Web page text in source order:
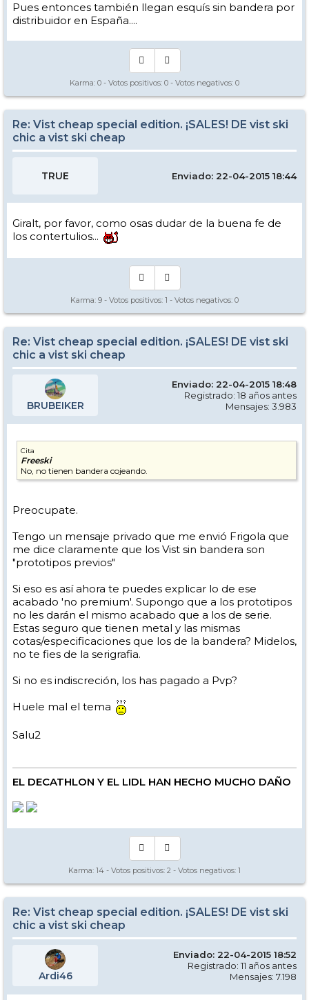
Pues entonces también llegan esquís sin bandera por
distribuidor en España....
Karma: 0 - Votos positivos: 0 - Votos negativos: 0
Re: Vist cheap special edition. ¡SALES! DE vist ski
chic a vist ski cheap
TRUE Enviado: 22-04-2015 18:44
Giralt, por favor, como osas dudar de la buena fe de
los contertulios...
Karma: 9 - Votos positivos: 1 - Votos negativos: 0
Re: Vist cheap special edition. ¡SALES! DE vist ski
chic a vist ski cheap
BRUBEIKER
Enviado: 22-04-2015 18:48
Registrado: 18 años antes
Mensajes: 3.983
Cita
Freeski
No, no tienen bandera cojeando.
Preocupate.
Tengo un mensaje privado que me envió Frigola que
me dice claramente que los Vist sin bandera son
"prototipos previos"
Si eso es así ahora te puedes explicar lo de ese
acabado 'no premium'. Supongo que a los prototipos
no les darán el mismo acabado que a los de serie.
Estas seguro que tienen metal y las mismas
cotas/especificaciones que los de la bandera? Midelos,
no te fies de la serigrafia.
Si no es indiscreción, los has pagado a Pvp?
Huele mal el tema
Salu2
EL DECATHLON Y EL LIDL HAN HECHO MUCHO DAÑO
Karma: 14 - Votos positivos: 2 - Votos negativos: 1
Re: Vist cheap special edition. ¡SALES! DE vist ski
chic a vist ski cheap
Ardi46
Enviado: 22-04-2015 18:52
Registrado: 11 años antes
Mensajes: 7.198